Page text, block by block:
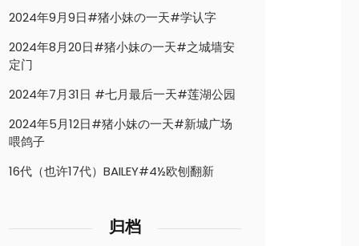
2024年9月9日#猪小妹の一天#学认字
2024年8月20日#猪小妹の一天#之城墙安
定门
2024年7月31日 #七月最后一天#莲湖公园
2024年5月12日#猪小妹の一天#新城广场
喂鸽子
16代（也许17代）BAILEY#4½欧刨翻新
归档